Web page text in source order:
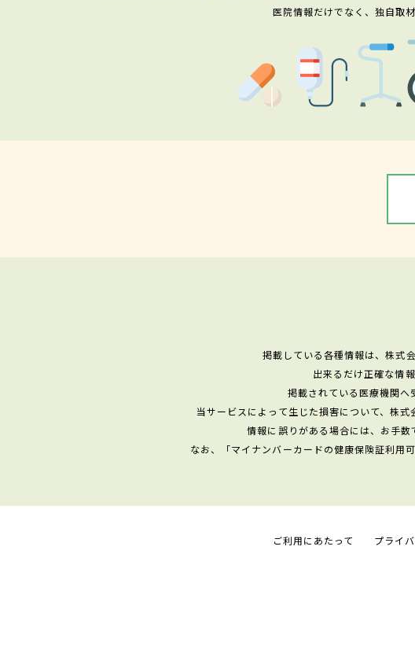
医院情報だけでなく、独自取
掲載している各種情報は、株式
出来るだけ正確な情
掲載されている医療機関へ
当サービスによって生じた損害について、株
情報に誤りがある場合には、お手数
なお、「マイナンバーカードの健康保険証利用
ご利用にあたって プライ